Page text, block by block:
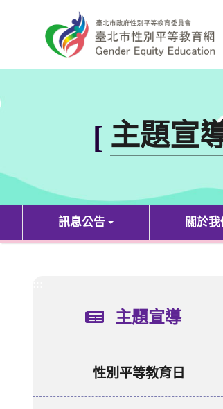
[ 主題宣
訊息公告 關於我
主題宣導
性別平等教育日